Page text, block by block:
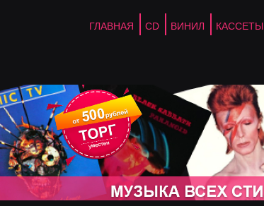
ГЛАВНАЯ CD ВИНИЛ КАССЕТЫ